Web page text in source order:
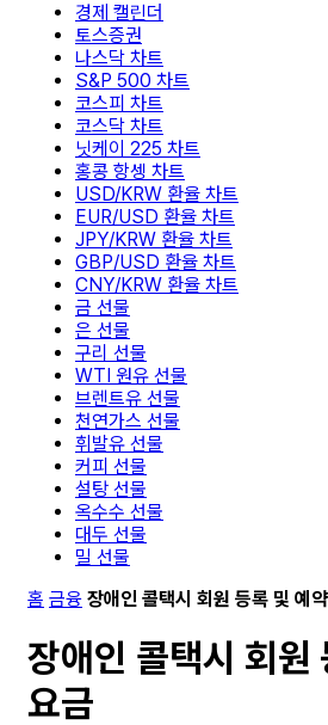
경제 캘린더
토스증권
나스닥 차트
S&P 500 차트
코스피 차트
코스닥 차트
닛케이 225 차트
홍콩 항셍 차트
USD/KRW 환율 차트
EUR/USD 환율 차트
JPY/KRW 환율 차트
GBP/USD 환율 차트
CNY/KRW 환율 차트
금 선물
은 선물
구리 선물
WTI 원유 선물
브렌트유 선물
천연가스 선물
휘발유 선물
커피 선물
설탕 선물
옥수수 선물
대두 선물
밀 선물
홈 금융 장애인 콜택시 회원 등록 및 예
장애인 콜택시 회원
요금